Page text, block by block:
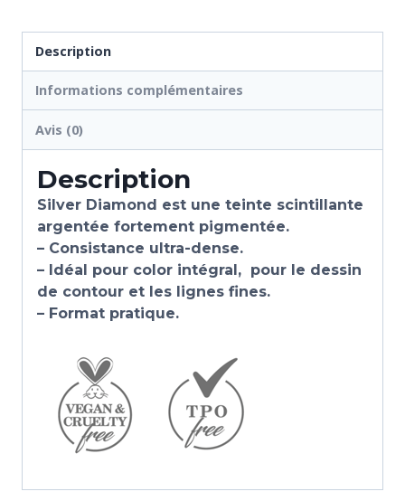
Description
Informations complémentaires
Avis (0)
Description
Silver Diamond est une teinte scintillante
argentée fortement pigmentée.
– Consistance ultra-dense.
– Idéal pour color intégral, pour le dessin
de contour et les lignes fines.
– Format pratique.